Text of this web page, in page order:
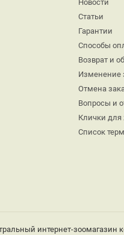
Новости
Статьи
Гарантии
Способы
Возврат и
Изменение
Отмена
Вопросы и
Клички
Список
интернет-зоомагазин